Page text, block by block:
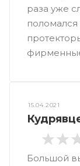
раза уже
поломался
15.04.2021
Большой